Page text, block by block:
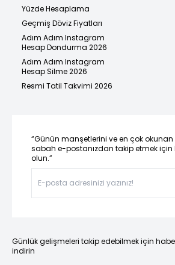
Yüzde Hesaplama
Geçmiş Döviz Fiyatları
Adım Adım Instagram
Hesap Dondurma 2026
Adım Adım Instagram
Hesap Silme 2026
Resmi Tatil Takvimi 2026
“Günün manşetlerini ve en çok
sabah e-postanızdan takip etmek için
olun.”
Günlük gelişmeleri takip edebilmek için
indirin